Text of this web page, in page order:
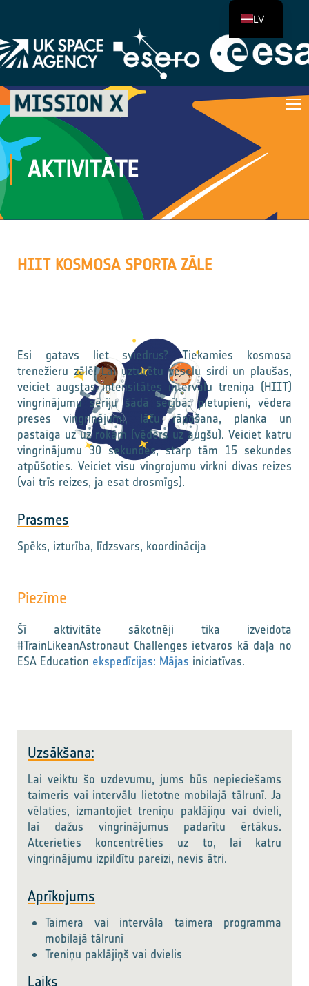
AKTIVITĀTE
HIIT KOSMOSA SPORTA ZĀLE
Esi gatavs liet sviedrus? Tiekamies kosmosa
trenežieru zālē! Lai uzturētu veselu sirdi un plaušas,
veiciet augstas intensitātes intervālu treniņa (HIIT)
vingrinājumu sēriju šādā secībā: pietupieni, vēdera
preses vingrinājumi, lāču rāpošana, planka un
pastaiga uz uz rokām (vēders uz augšu). Veiciet katru
vingrinājumu 30 sekundes, starp tām 15 sekundes
atpūšoties. Veiciet visu vingrojumu virkni divas reizes
(vai trīs reizes, ja esat drosmīgs).
Prasmes
Spēks, izturība, līdzsvars, koordinācija
Piezīme
Šī aktivitāte sākotnēji tika izveidota
#TrainLikeanAstronaut Challenges ietvaros kā daļa no
ESA Education ekspedīcijas: Mājas iniciatīvas.
Uzsākšana:
Lai veiktu šo uzdevumu, jums būs nepieciešams
taimeris vai intervālu lietotne mobilajā tālrunī. Ja
vēlaties, izmantojiet treniņu paklājiņu vai dvieli,
lai dažus vingrinājumus padarītu ērtākus.
Atcerieties koncentrēties uz to, lai katru
vingrinājumu izpildītu pareizi, nevis ātri.
Aprīkojums
Taimera vai intervāla taimera programma
mobilajā tālrunī
Treniņu paklājiņš vai dvielis
Laiks
LV